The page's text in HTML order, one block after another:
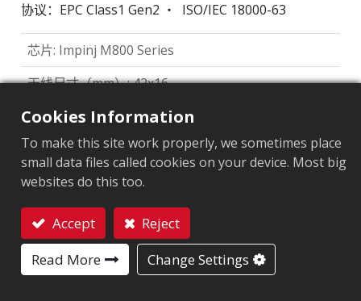
协议：EPC Class1 Gen2 ‧ ISO/IEC 18000-63
ARC认证
F O Q R
市场细分
芯片: Impinj M800 Series
天线尺寸（mm）:42x16
EPC內存:128 bits/96 bits
用户內存:0/32 bits
Cookies Information
To make this site work properly, we sometimes place
small data files called cookies on your device. Most big
websites do this too.
Accept
Reject
Read More
Change Settings